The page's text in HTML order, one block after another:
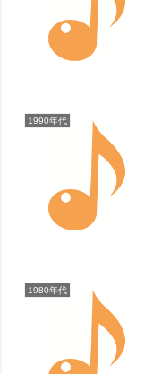
1990年代
1980年代